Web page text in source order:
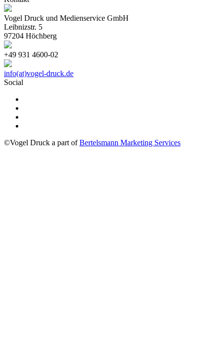
Vogel Druck und Medienservice GmbH
Leibnizstr. 5
97204 Höchberg
+49 931 4600-02
info(at)vogel-druck.de
Social
©Vogel Druck a part ofBertelsmann Marketing Services